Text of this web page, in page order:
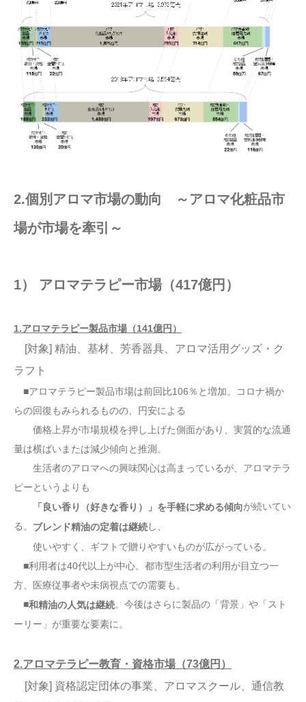
2.個別アロマ市場の動向 ～アロマ化粧品市
場が市場を牽引～
1） アロマテラピー市場（417億円）
1.アロマテラピー製品市場（141億円）
[対象] 精油、基材、芳香器具、アロマ活用グッズ・ク
ラフト
■アロマテラピー製品市場は前回比106％と増加。コロナ禍か
らの回復もみられるものの、円安による
価格上昇が市場規模を押し上げた側面があり、実質的な流通
量は横ばいまたは減少傾向と推測。
生活者のアロマへの興味関心は高まっているが、アロマテラ
ピーというよりも
「良い香り（好きな香り）」を手軽に求める傾向が続いてい
る。 ブレンド精油の定着は継続し、
使いやすく、ギフトで贈りやすいものが広がっている。
■利用者は40代以上が中心。都市型生活者の利用が目立つ一
方、医療従事者や未病視点での需要も。
■和精油の人気は継続。今後はさらに製品の「背景」や「スト
ーリー」が重要な要素に。
2.アロマテラピー教育・資格市場（73億円）
[対象] 資格認定団体の事業、アロマスクール、通信教